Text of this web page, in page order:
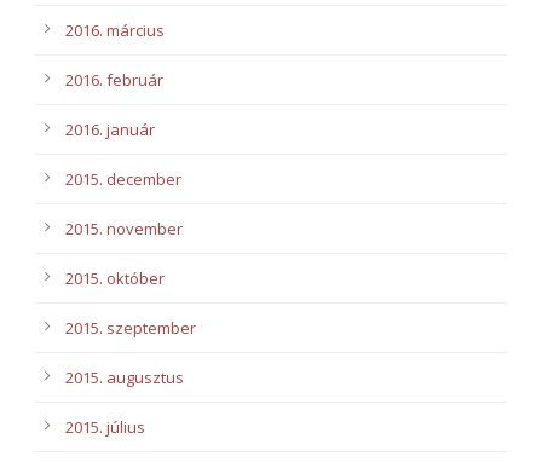
2016. március
2016. február
2016. január
2015. december
2015. november
2015. október
2015. szeptember
2015. augusztus
2015. július